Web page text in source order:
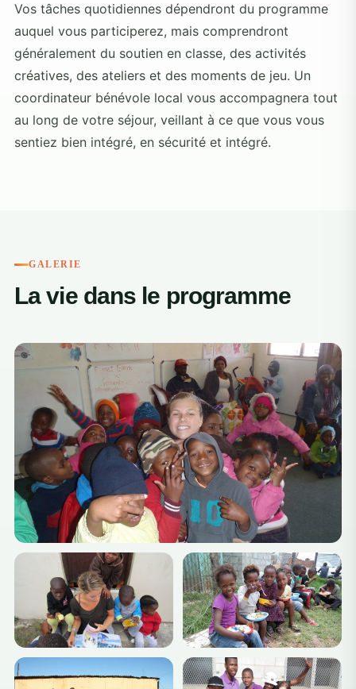
Vos tâches quotidiennes dépendront du programme
auquel vous participerez, mais comprendront
généralement du soutien en classe, des activités
créatives, des ateliers et des moments de jeu. Un
coordinateur bénévole local vous accompagnera tout
au long de votre séjour, veillant à ce que vous vous
sentiez bien intégré, en sécurité et intégré.
GALERIE
La vie dans le programme